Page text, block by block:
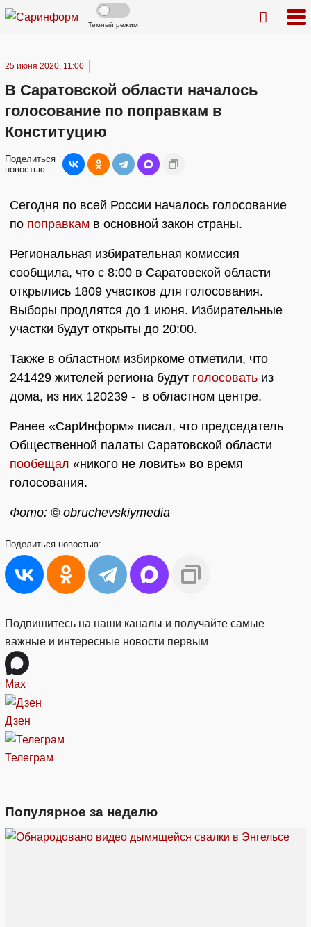
Темный режим
25 июня 2020, 11:00
В Саратовской области началось
голосование по поправкам в
Конституцию
Поделиться
новостью:
Сегодня по всей России началось голосование
по поправкам в основной закон страны.
Региональная избирательная комиссия
сообщила, что с 8:00 в Саратовской области
открылись 1809 участков для голосования.
Выборы продлятся до 1 июня. Избирательные
участки будут открыты до 20:00.
Также в областном избиркоме отметили, что
241429 жителей региона будут голосовать из
дома, из них 120239 - в областном центре.
Ранее «СарИнформ» писал, что председатель
Общественной палаты Саратовской области
пообещал «никого не ловить» во время
голосования.
Фото: © obruchevskiymedia
Поделиться новостью:
Подпишитесь на наши каналы и получайте самые
важные и интересные новости первым
Max
Дзен
Телеграм
Популярное за неделю